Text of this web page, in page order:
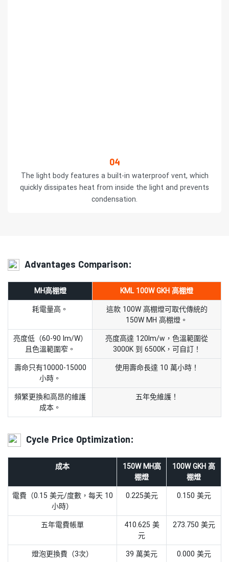
04
The light body features a built-in waterproof vent, which
quickly dissipates heat from inside the light and prevents
condensation.
Advantages Comparison:
MH高棚燈
KML 100W GKH 高棚燈
耗電量高。
這款 100W 高棚燈可取代傳統的
150W MH 高棚燈。
亮度低（60-90 lm/W）
且色溫範圍窄。
亮度高達 120lm/w，色溫範圍從
3000K 到 6500K，可自訂！
壽命只有10000-15000
小時。
使用壽命長達 10 萬小時！
頻繁更換和高昂的維護
成本。
五年免維護！
Cycle Price Optimization:
成本
150W MH高
棚燈
100W GKH 高
棚燈
電費（0.15 美元/度數，每天 10
小時）
0.225美元 0.150 美元
五年電費帳單
410.625 美
元
273.750 美元
燈泡更換費（3次） 39 萬美元 0.000 美元